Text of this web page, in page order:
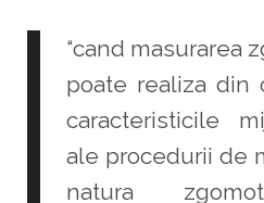
“cand masurarea
poate realiza din
caracteristicile
ale procedurii de
natura